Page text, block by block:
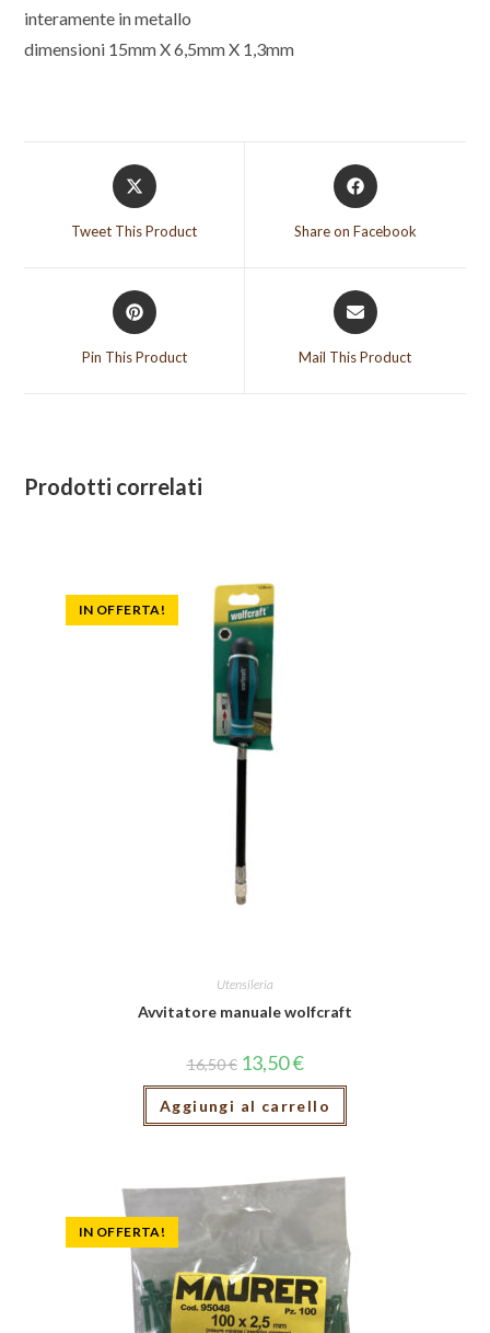
interamente in metallo
dimensioni 15mm X 6,5mm X 1,3mm
Opens
in
Tweet This Product
Opens
in
Share on Facebook
Opens
in
Pin This Product
Opens
in
Mail This Product
Prodotti correlati
IN OFFERTA!
Utensileria
Avvitatore manuale wolfcraft
16,50€ 13,50€
Aggiungi al carrello
IN OFFERTA!